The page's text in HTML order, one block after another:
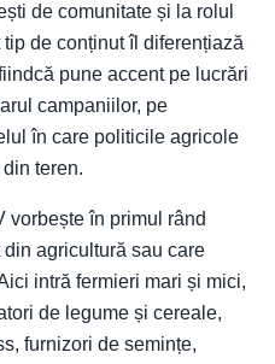
de comunitate și la rolul
de conținut îl diferențiază
pune accent pe lucrări
campaniilor, pe
în care politicile agricole
teren.
vorbește în primul rând
agricultură sau care
intră fermieri mari și mici,
de legume și cereale,
furnizori de semințe,